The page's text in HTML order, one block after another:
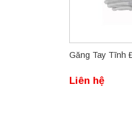
Găng Tay Tĩnh
Liên hệ